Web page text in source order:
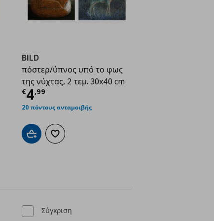
€ 4,49
BILD
πόστερ/ύπνος υπό το φως
της νύχτας, 2 τεμ. 30x40 cm
€4,99
Τρέχουσα τιμή
20 πόντους ανταμοιβής
Προσθήκη στο καλάθι
Προσθήκη στα αγαπημένα
Σύγκριση